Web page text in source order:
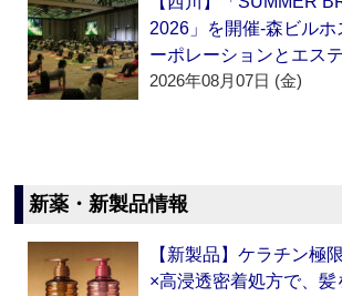
2026」を開催‐森ビル
ーポレーションとエス
2026年08月07日 (金)
新薬・新製品情報
【新製品】ケラチン極
×高浸透密着処方で、